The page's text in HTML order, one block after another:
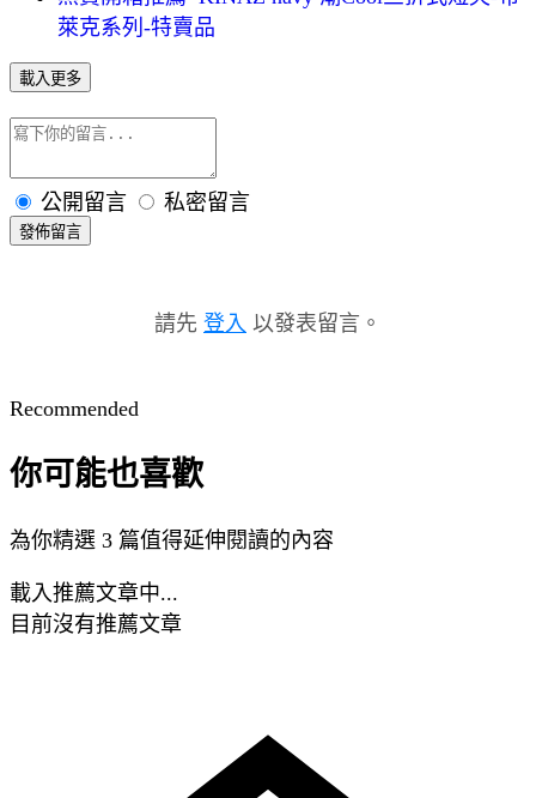
萊克系列-特賣品
載入更多
公開留言 私密留言
發佈留言
請先 登入 以發表留言。
Recommended
你可能也喜歡
為你精選 3 篇值得延伸閱讀的內容
載入推薦文章中...
目前沒有推薦文章